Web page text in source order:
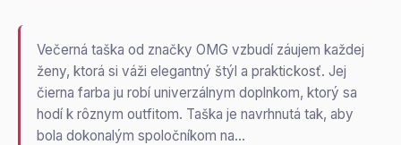
Večerná taška od značky OMG vzbudí záujem každej
ženy, ktorá si váži elegantný štýl a praktickosť. Jej
čierna farba ju robí univerzálnym doplnkom, ktorý sa
hodí k rôznym outfitom. Taška je navrhnutá tak, aby
bola dokonalým spoločníkom na…